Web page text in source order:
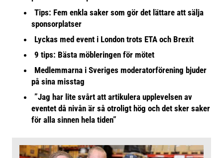
Tips: Fem enkla saker som gör det lättare att sälja
sponsorplatser
Lyckas med event i London trots ETA och Brexit
9 tips: Bästa möbleringen för mötet
Medlemmarna i Sveriges moderatorförening bjuder
på sina misstag
”Jag har lite svårt att artikulera upplevelsen av
eventet då nivån är så otroligt hög och det sker saker
för alla sinnen hela tiden”